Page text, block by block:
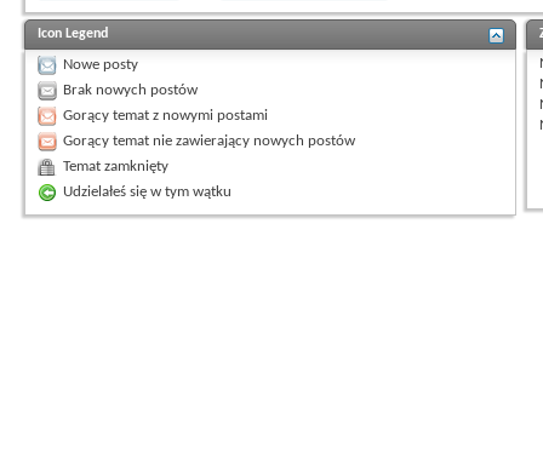
Icon Legend
Nowe posty
Brak nowych postów
Gorący temat z nowymi postami
Gorący temat nie zawierający nowych postów
Temat zamknięty
Udzielałeś się w tym wątku